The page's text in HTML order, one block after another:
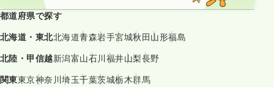
都道府県で探す
北海道・東北北海道青森岩手宮城秋田山形福島
北陸・甲信越新潟富山石川福井山梨長野
関東東京神奈川埼玉千葉茨城栃木群馬